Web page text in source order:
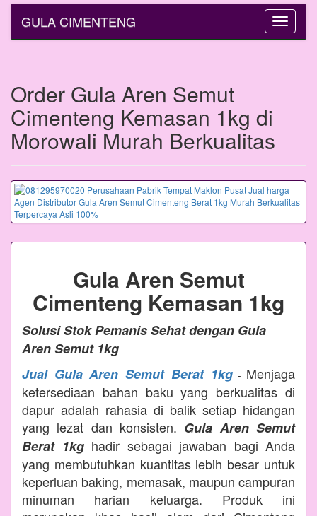
Toggle
GULA CIMENTENG
Order Gula Aren Semut
Cimenteng Kemasan 1kg di
Morowali Murah Berkualitas
Gula Aren Semut
Cimenteng Kemasan 1kg
Solusi Stok Pemanis Sehat dengan Gula
Aren Semut 1kg
Jual Gula Aren Semut Berat 1kg- Menjaga
ketersediaan bahan baku yang berkualitas di
dapur adalah rahasia di balik setiap hidangan
yang lezat dan konsisten. Gula Aren Semut
Berat 1kghadir sebagai jawaban bagi Anda
yang membutuhkan kuantitas lebih besar untuk
keperluan baking, memasak, maupun campuran
minuman harian keluarga. Produk ini